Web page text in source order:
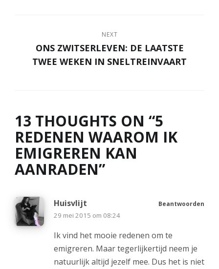
NEXT
ONS ZWITSERLEVEN: DE LAATSTE
TWEE WEKEN IN SNELTREINVAART
13 THOUGHTS ON “5
REDENEN WAAROM IK
EMIGREREN KAN
AANRADEN”
Huisvlijt
29 mei 2015 om 08:24
Ik vind het mooie redenen om te
emigreren. Maar tegerlijkertijd neem je
natuurlijk altijd jezelf mee. Dus het is niet
Beantwoorden